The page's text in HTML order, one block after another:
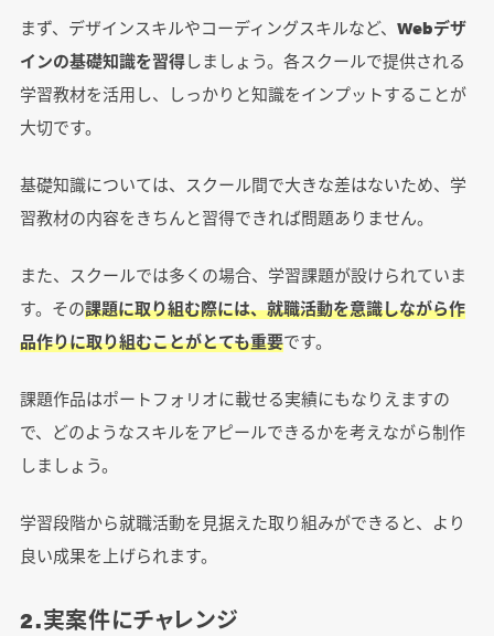
まず、デザインスキルやコーディングスキルなど、 Webデザ
インの基礎知識を習得しましょう。各スクールで提供される
学習教材を活用し、しっかりと知識をインプットすることが
大切です。
基礎知識については、スクール間で大きな差はないため、学
習教材の内容をきちんと習得できれば問題ありません。
また、スクールでは多くの場合、学習課題が設けられていま
す。その課題に取り組む際には、就職活動を意識しながら作
品作りに取り組むことがとても重要です。
課題作品はポートフォリオに載せる実績にもなりえますの
で、どのようなスキルをアピールできるかを考えながら制作
しましょう。
学習段階から就職活動を見据えた取り組みができると、より
良い成果を上げられます。
2.実案件にチャレンジ